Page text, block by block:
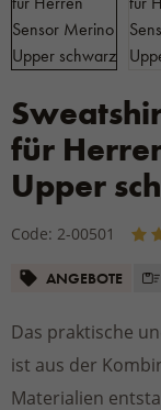
für
Upper
Code: 2-00501
ANGEBOTE
Das praktische
ist aus der
Materialien